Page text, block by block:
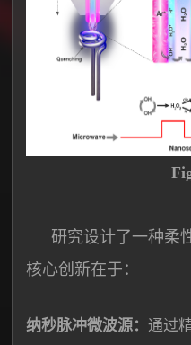
研究设计了一种柔
核心创新在于：
纳秒脉冲微波源：通过